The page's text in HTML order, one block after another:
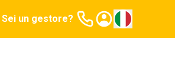
Sei un gestore?